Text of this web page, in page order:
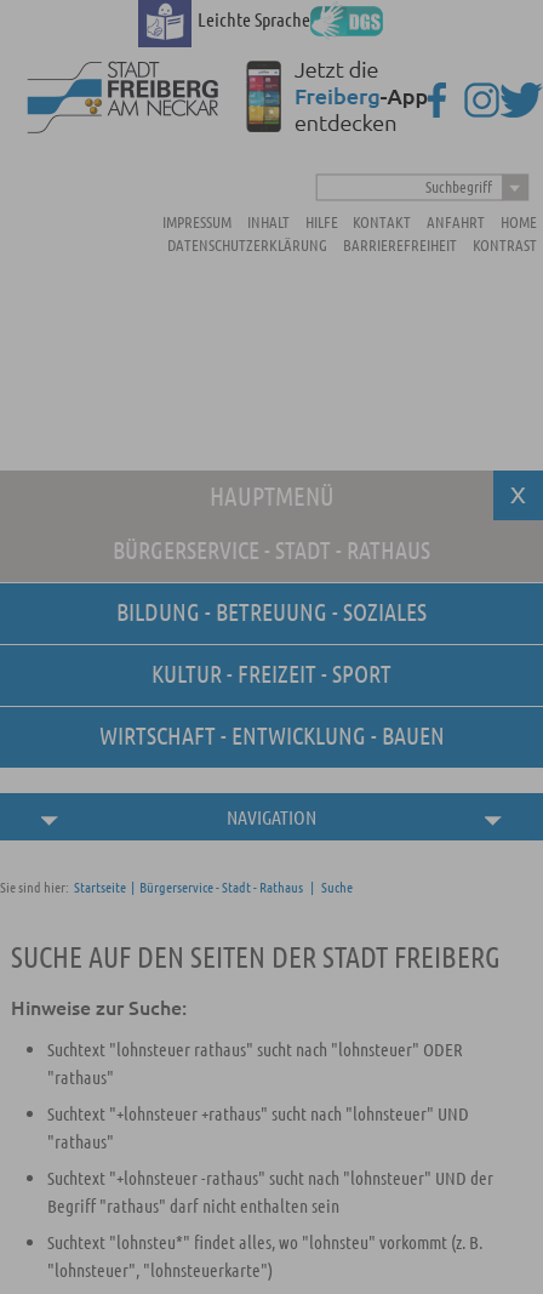
Leichte Sprache
Suchbegriff
IMPRESSUM
INHALT HILFE KONTAKT ANFAHRT
HOME
DATENSCHUTZERKLÄRUNG
BARRIEREFREIHEIT KONTRAST
HAUPTMENÜ
BÜRGERSERVICE - STADT - RATHAUS
BILDUNG - BETREUUNG - SOZIALES
KULTUR - FREIZEIT - SPORT
WIRTSCHAFT - ENTWICKLUNG - BAUEN
Unsere Stellenangebote
Online-Terminvereinbarung
Amtliche
Bekanntmachungen
NAVIGATION
Sie sind hier: Startseite | Bürgerservice - Stadt - Rathaus | Suche
SUCHE AUF DEN SEITEN DER STADT FREIBERG
Hinweise zur Suche:
Suchtext "lohnsteuer rathaus" sucht nach "lohnsteuer" ODER
"rathaus"
Suchtext "+lohnsteuer +rathaus" sucht nach "lohnsteuer" UND
"rathaus"
Suchtext "+lohnsteuer -rathaus" sucht nach "lohnsteuer" UND der
Begriff "rathaus" darf nicht enthalten sein
Suchtext "lohnsteu*" findet alles, wo "lohnsteu" vorkommt (z. B.
"lohnsteuer", "lohnsteuerkarte")